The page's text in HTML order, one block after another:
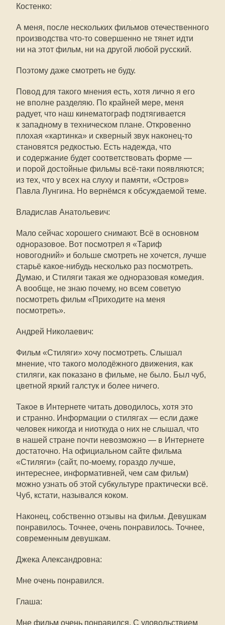
Костенко:
А меня, после нескольких фильмов отечественного
производства что-то совершенно не тянет идти
ни на этот фильм, ни на другой любой русский.
Поэтому даже смотреть не буду.
Повод для такого мнения есть, хотя лично я его
не вполне разделяю. По крайней мере, меня
радует, что наш кинематограф подтягивается
к западному в техническом плане. Откровенно
плохая «картинка» и скверный звук наконец-то
становятся редкостью. Есть надежда, что
и содержание будет соответствовать форме —
и порой достойные фильмы всё-таки появляются;
из тех, что у всех на слуху и памяти, «Остров»
Павла Лунгина. Но вернёмся к обсуждаемой теме.
Владислав Анатольевич:
Мало сейчас хорошего снимают. Всё в основном
одноразовое. Вот посмотрел я «Тариф
новогодний» и больше смотреть не хочется, лучше
старьё какое-нибудь несколько раз посмотреть.
Думаю, и Стиляги такая же одноразовая комедия.
А вообще, не знаю почему, но всем советую
посмотреть фильм «Приходите на меня
посмотреть».
Андрей Николаевич:
Фильм «Стиляги» хочу посмотреть. Слышал
мнение, что такого молодёжного движения, как
стиляги, как показано в фильме, не было. Был чуб,
цветной яркий галстук и более ничего.
Такое в Интернете читать доводилось, хотя это
и странно. Информации о стилягах — если даже
человек никогда и ниоткуда о них не слышал, что
в нашей стране почти невозможно — в Интернете
достаточно. На официальном сайте фильма
«Стиляги» (сайт, по-моему, гораздо лучше,
интереснее, информативней, чем сам фильм)
можно узнать об этой субкультуре практически всё.
Чуб, кстати, назывался коком.
Наконец, собственно отзывы на фильм. Девушкам
понравилось. Точнее, очень понравилось. Точнее,
современным девушкам.
Джека Александровна:
Мне очень понравился.
Глаша:
Мне фильм очень понравился. С удовольствием